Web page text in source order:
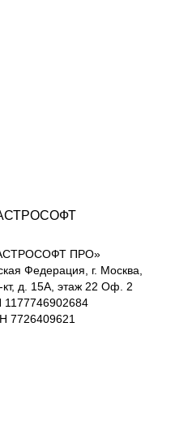
ПРО»
Федерация, г. Москва,
кт, д. 15А, этаж 22 Оф. 2
7726409621